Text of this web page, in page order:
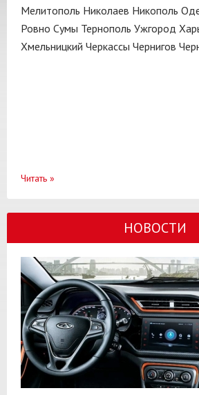
Мелитополь Николаев Никополь
Ровно Сумы Тернополь Ужгород
Хмельницкий Черкассы Чернигов
Читать »
НОВОСТИ